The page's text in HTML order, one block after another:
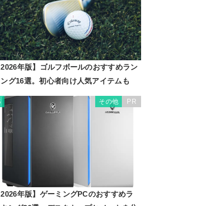
年版】ゴルフボールのおすすめラン
グ16選。初心者向け人気アイテムも
その他 PR
年版】ゲーミングPCのおすすめラ